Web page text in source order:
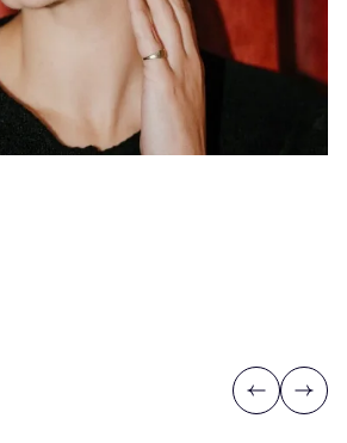
Previous
Next